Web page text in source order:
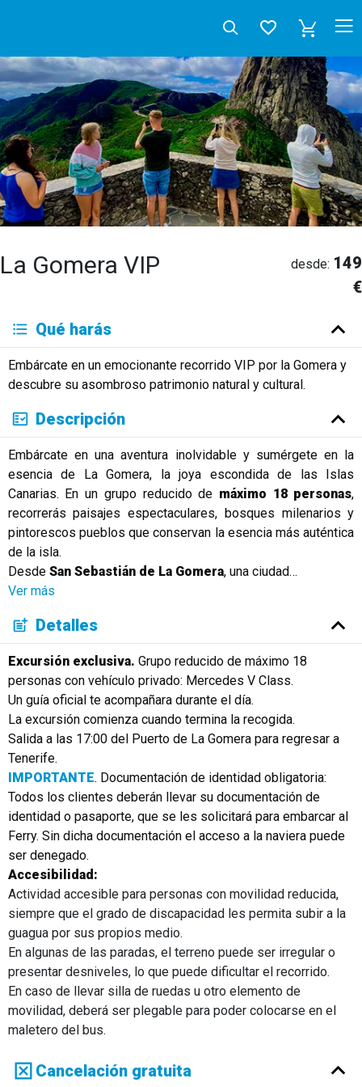
La Gomera VIP desde: 149
€
Deutsch English
Français
Italiano
Neerlandés
Русский
Qué harás
Embárcate en un emocionante recorrido VIP por la Gomera y
descubre su asombroso patrimonio natural y cultural.
Descripción
Embárcate en una aventura inolvidable y sumérgete en la
esencia de La Gomera, la joya escondida de las Islas
Canarias. En un grupo reducido de máximo 18 personas,
recorrerás paisajes espectaculares, bosques milenarios y
pintorescos pueblos que conservan la esencia más auténtica
de la isla.
Desde San Sebastián de La Gomera, una ciudad…
Ver más
Detalles
Excursión exclusiva. Grupo reducido de máximo 18
personas con vehículo privado: Mercedes V Class.
Un guía oficial te acompañara durante el día.
La excursión comienza cuando termina la recogida.
Salida a las 17:00 del Puerto de La Gomera para regresar a
Tenerife.
IMPORTANTE. Documentación de identidad obligatoria:
Todos los clientes deberán llevar su documentación de
identidad o pasaporte, que se les solicitará para embarcar al
Ferry. Sin dicha documentación el acceso a la naviera puede
ser denegado.
Accesibilidad:
Actividad accesible para personas con movilidad reducida,
siempre que el grado de discapacidad les permita subir a la
guagua por sus propios medio.
En algunas de las paradas, el terreno puede ser irregular o
presentar desniveles, lo que puede dificultar el recorrido.
En caso de llevar silla de ruedas u otro elemento de
movilidad, deberá ser plegable para poder colocarse en el
maletero del bus.
Cancelación gratuita